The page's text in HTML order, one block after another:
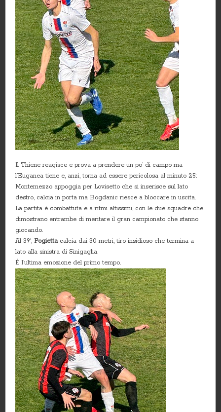
Il Thiene reagisce e prova a prendere un po’ di campo ma
l’Euganea tiene e, anzi, torna ad essere pericolosa al minuto 25:
Montemezzo appoggia per Lovisetto che si inserisce sul lato
destro, calcia in porta ma Bogdanic riesce a bloccare in uscita.
La partita è combattuta e a ritmi altissimi, con le due squadre che
dimostrano entrambe di meritare il gran campionato che stanno
giocando.
Al 39′, Pogiettacalcia dai 30 metri, tiro insidioso che termina a
lato alla sinistra di Sinigaglia.
È l’ultima emozione del primo tempo.